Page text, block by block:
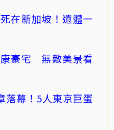
在新加坡！遺體一
豪宅 無敵美景看
落幕！5人東京巨蛋